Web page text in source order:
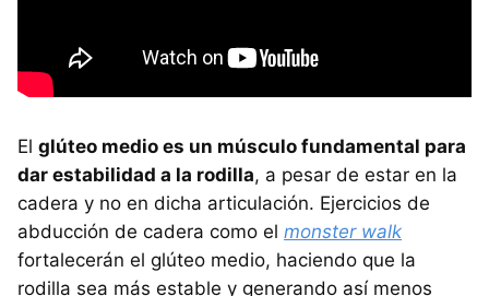
El glúteo medio es un músculo fundamental para
dar estabilidad a la rodilla, a pesar de estar en la
cadera y no en dicha articulación. Ejercicios de
abducción de cadera como el monster walk
fortalecerán el glúteo medio, haciendo que la
rodilla sea más estable y generando así menos